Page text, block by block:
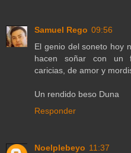
Samuel Rego 09:56
El genio del soneto hoy
hacen soñar con un
caricias, de amor y
Un rendido beso Duna
Responder
Noelplebeyo 11:37